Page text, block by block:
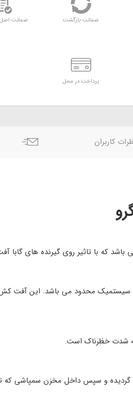
ضمانت بازگشت ضمانت اصل
پرداخت در محل
کاربران
که با تاثیر روی گیرنده های گابا
محدود می باشد. این آفت کش
و سپس داخل مخزن سمپاشی که